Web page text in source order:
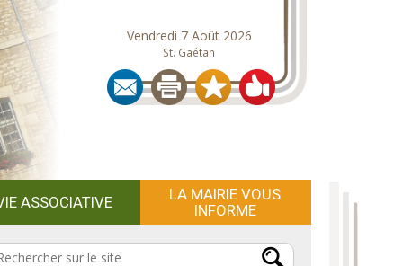
Vendredi 7 Août 2026
St. Gaétan
ASSOCIATIVE
LA MAIRIE VOUS
INFORME